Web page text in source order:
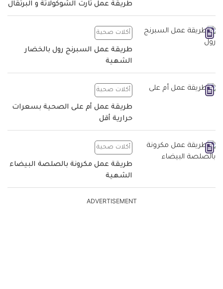
طريقة عمل تارت الشوكولاتة و البرتقال
أكلات صحية
طريقة عمل السبرنج رول بالخضار
الشهية
أكلات صحية
طريقة عمل أم على الصحية بسعرات
حرارية أقل
أكلات صحية
طريقة عمل مكرونة بالصلصة البيضاء
الشهية
ADVERTISEMENT